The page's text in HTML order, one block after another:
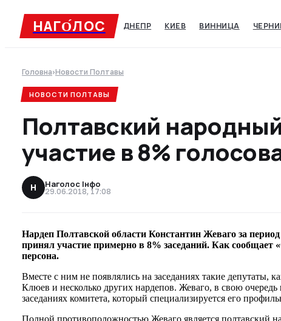
НАГО́ЛОC ДНЕПР КИЕВ ВИННИЦА
Головна›Новости Полтавы
НОВОСТИ ПОЛТАВЫ
Полтавский
участие в 8%
Н Наголос Інфо
29.06.2018, 17:08
Нардеп Полтавской области Константин Жеваго за
принял участие примерно в 8% заседаний. Как
персона.
Вместе с ним не появлялись на заседаниях такие депутаты,
Клюев и несколько других нардепов. Жеваго, в свою
заседаниях комитета, который специализируется его
Полной противоположностью Жеваго является полтавский